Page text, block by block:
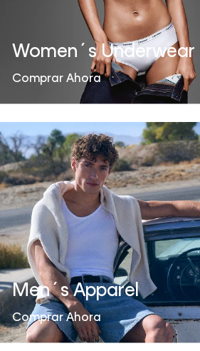
Women´s Underwear
Comprar Ahora
Men´s Apparel
Comprar Ahora